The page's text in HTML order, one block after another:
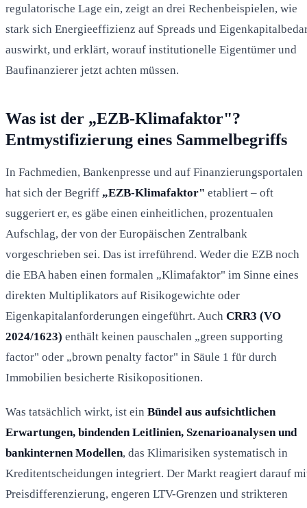
regulatorische Lage ein, zeigt an drei Rechenbeispielen, wie
stark sich Energieeffizienz auf Spreads und
auswirkt, und erklärt, worauf institutionelle Eigentümer und
Baufinanzierer jetzt achten müssen.
Was ist der „EZB-Klimafaktor"?
Entmystifizierung eines Sammelbegriffs
In Fachmedien, Bankenpresse und auf Finanzierungsportalen
hat sich der Begriff „EZB-Klimafaktor" etabliert – oft
suggeriert er, es gäbe einen einheitlichen, prozentualen
Aufschlag, der von der Europäischen Zentralbank
vorgeschrieben sei. Das ist irreführend. Weder die EZB noch
die EBA haben einen formalen „Klimafaktor" im Sinne eines
direkten Multiplikators auf Risikogewichte oder
Eigenkapitalanforderungen eingeführt. Auch CRR3 (VO
2024/1623) enthält keinen pauschalen „green supporting
factor" oder „brown penalty factor" in Säule 1 für durch
Immobilien besicherte Risikopositionen.
Was tatsächlich wirkt, ist ein Bündel aus aufsichtlichen
Erwartungen, bindenden Leitlinien, Szenarioanalysen und
bankinternen Modellen, das Klimarisiken systematisch in
Kreditentscheidungen integriert. Der Markt reagiert darauf
Preisdifferenzierung, engeren LTV-Grenzen und strikteren